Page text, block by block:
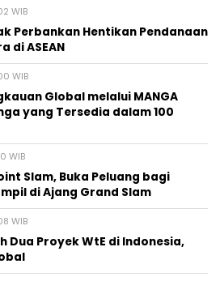
WIB
Perbankan Hentikan Pendanaan
di ASEAN
WIB
Global melalui MANGA
yang Tersedia dalam 100
WIB
Slam, Buka Peluang bagi
di Ajang Grand Slam
WIB
Dua Proyek WtE di Indonesia,